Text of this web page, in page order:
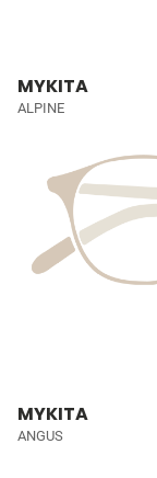
MYKITA
ALPINE
MYKITA
ANGUS